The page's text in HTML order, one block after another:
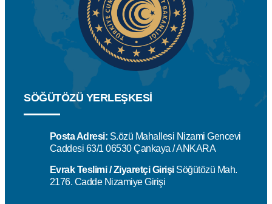
SÖĞÜTÖZÜ YERLEŞKESİ
Posta Adresi: S.özü Mahallesi Nizami Gencevi
Caddesi 63/1 06530 Çankaya / ANKARA
Evrak Teslimi / Ziyaretçi GirişiSöğütözü Mah.
2176. Cadde Nizamiye Girişi